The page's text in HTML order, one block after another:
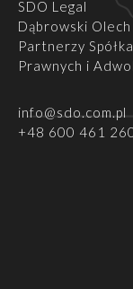
SDO Legal
Dąbrowski
Partnerzy
Prawnych i
info@sdo.com.pl
+48 600 461